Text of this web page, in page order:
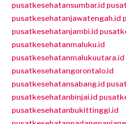
pusatkesehatansumbar.id
pusatkesehatanjawatengah.id
pusatkesehatanjambi.id
pusatkesehatanmaluku.id
pusatkesehatanmalukuutara.id
pusatkesehatangorontalo.id
pusatkesehatansabang.id
pusatkesehatanbinjai.id
pusatkesehatanbukittinggi.id